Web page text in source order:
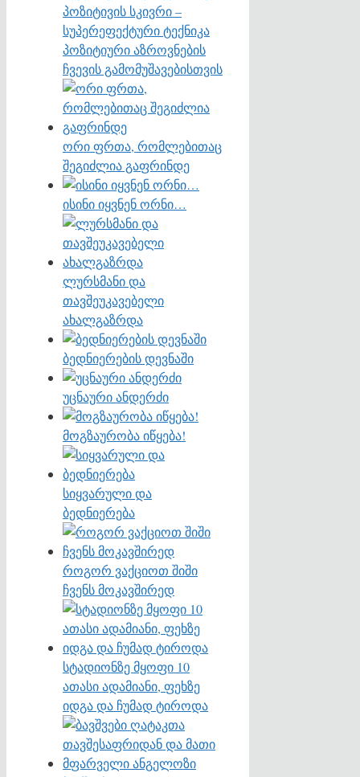
პოზიტივის სკივრი –
სუპერეფექტური ტექნიკა
პოზიტიური აზროვნების
ჩვევის გამომუშავებისთვის
ორი ფრთა, რომლებითაც
შეგიძლია გაფრინდე
ისინი იყვნენ ორნი…
ლურსმანი და
თავშეუკავებელი
ახალგაზრდა
ბედნიერების დევნაში
უცნაური ანდერძი
მოგზაურობა იწყება!
სიყვარული და
ბედნიერება
როგორ ვაქციოთ შიში
ჩვენს მოკავშირედ
სტადიონზე მყოფი 10
ათასი ადამიანი, ფეხზე
იდგა და ჩუმად ტიროდა